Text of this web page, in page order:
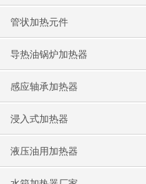
管状加热元件
导热油锅炉加热器
感应轴承加热器
浸入式加热器
液压油用加热器